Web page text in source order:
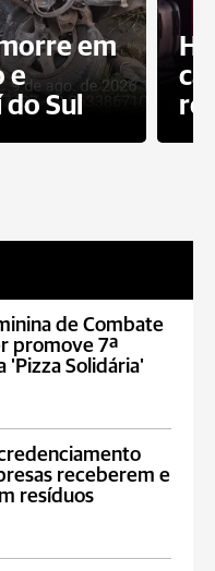
em
e
Sul
de Combate
promove 7ª
'Pizza Solidária'
receberem e
resíduos